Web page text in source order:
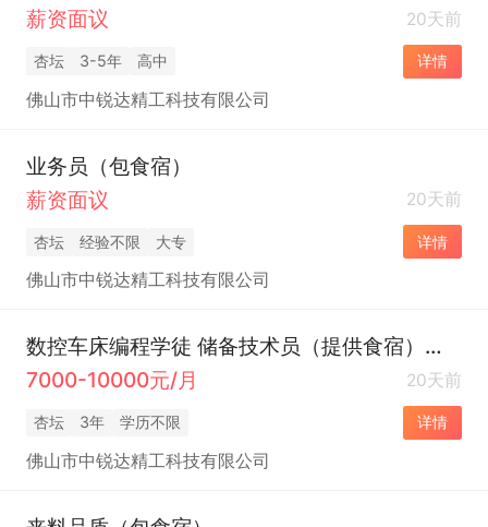
薪资面议
20天前
杏坛 3-5年 高中 详情
佛山市中锐达精工科技有限公司
业务员（包食宿）
薪资面议
20天前
杏坛 经验不限 大专 详情
佛山市中锐达精工科技有限公司
数控车床编程学徒 储备技术员（提供食宿）接受应届
7000-10000元/月
20天前
杏坛 3年 学历不限 详情
佛山市中锐达精工科技有限公司